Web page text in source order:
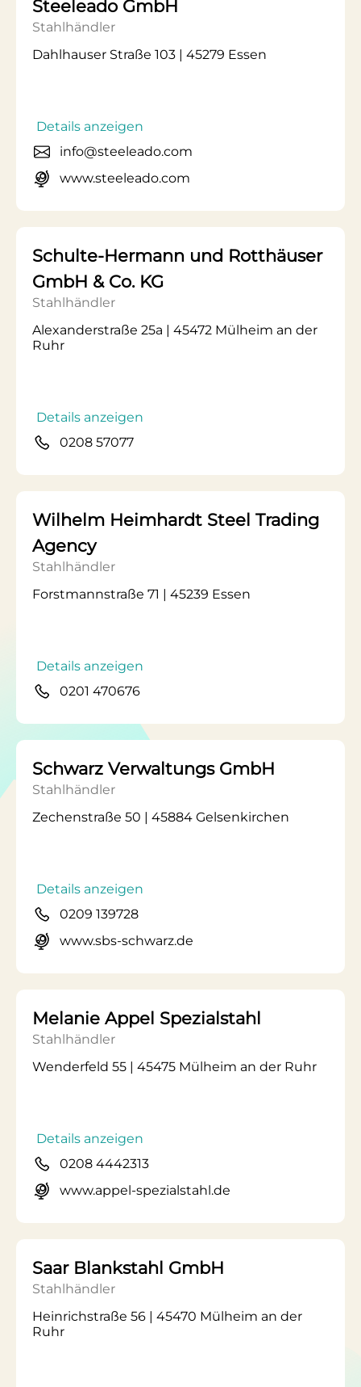
Steeleado GmbH
Stahlhändler
Dahlhauser Straße 103 | 45279 Essen
Details anzeigen
info@steeleado.com
www.steeleado.com
Schulte-Hermann und Rotthäuser
GmbH & Co. KG
Stahlhändler
Alexanderstraße 25a | 45472 Mülheim an der
Ruhr
Details anzeigen
0208 57077
Wilhelm Heimhardt Steel Trading
Agency
Stahlhändler
Forstmannstraße 71 | 45239 Essen
Details anzeigen
0201 470676
Schwarz Verwaltungs GmbH
Stahlhändler
Zechenstraße 50 | 45884 Gelsenkirchen
Details anzeigen
0209 139728
www.sbs-schwarz.de
Melanie Appel Spezialstahl
Stahlhändler
Wenderfeld 55 | 45475 Mülheim an der Ruhr
Details anzeigen
0208 4442313
www.appel-spezialstahl.de
Saar Blankstahl GmbH
Stahlhändler
Heinrichstraße 56 | 45470 Mülheim an der
Ruhr